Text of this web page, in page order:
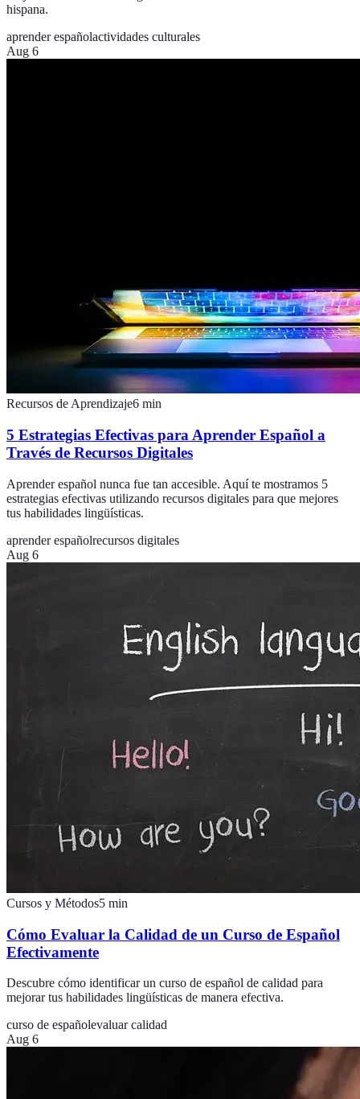
hispana.
aprender españolactividades culturales
Aug 6
Recursos de Aprendizaje6 min
5 Estrategias Efectivas para Aprender Español a
Través de Recursos Digitales
Aprender español nunca fue tan accesible. Aquí te mostramos 5
estrategias efectivas utilizando recursos digitales para que mejores
tus habilidades lingüísticas.
aprender españolrecursos digitales
Aug 6
Cursos y Métodos5 min
Cómo Evaluar la Calidad de un Curso de Español
Efectivamente
Descubre cómo identificar un curso de español de calidad para
mejorar tus habilidades lingüísticas de manera efectiva.
curso de españolevaluar calidad
Aug 6